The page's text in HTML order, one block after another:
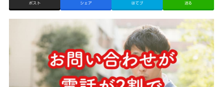
ポスト シェア はてブ 送る